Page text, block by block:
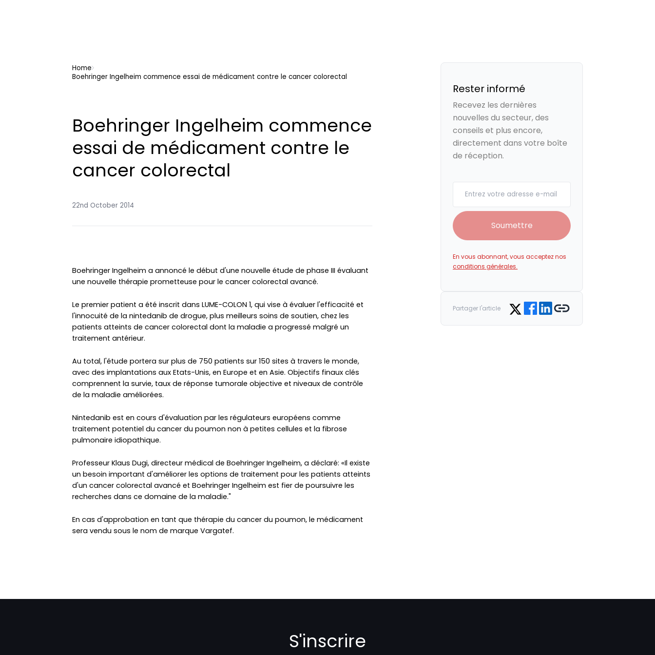
Home
Boehringer Ingelheim commence essai de médicament contre le cancer colorectal
Boehringer Ingelheim commence
essai de médicament contre le
cancer colorectal
22nd October 2014
Boehringer Ingelheim a annoncé le début d'une nouvelle étude de phase III évaluant
une nouvelle thérapie prometteuse pour le cancer colorectal avancé.
Le premier patient a été inscrit dans LUME-COLON 1, qui vise à évaluer l'efficacité et
l'innocuité de la nintedanib de drogue, plus meilleurs soins de soutien, chez les
patients atteints de cancer colorectal dont la maladie a progressé malgré un
traitement antérieur.
Au total, l'étude portera sur plus de 750 patients sur 150 sites à travers le monde,
avec des implantations aux Etats-Unis, en Europe et en Asie. Objectifs finaux clés
comprennent la survie, taux de réponse tumorale objective et niveaux de contrôle
de la maladie améliorées.
Nintedanib est en cours d'évaluation par les régulateurs européens comme
traitement potentiel du cancer du poumon non à petites cellules et la fibrose
pulmonaire idiopathique.
Professeur Klaus Dugi, directeur médical de Boehringer Ingelheim, a déclaré: «Il existe
un besoin important d'améliorer les options de traitement pour les patients atteints
d'un cancer colorectal avancé et Boehringer Ingelheim est fier de poursuivre les
recherches dans ce domaine de la maladie."
En cas d'approbation en tant que thérapie du cancer du poumon, le médicament
sera vendu sous le nom de marque Vargatef.
Rester informé
Recevez les dernières
nouvelles du secteur, des
conseils et plus encore,
directement dans votre boîte
de réception.
Soumettre
En vous abonnant, vous acceptez nos
conditions générales.
Partager l'article Share on Twitter
Share on Facebook
Share on LinkedIn
Copy link
S'inscrire